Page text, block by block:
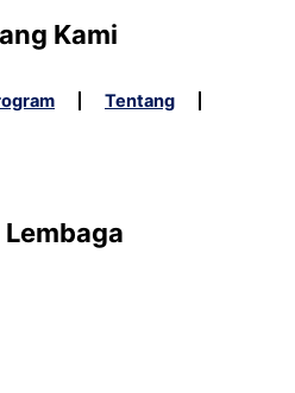
Kami
Tentang